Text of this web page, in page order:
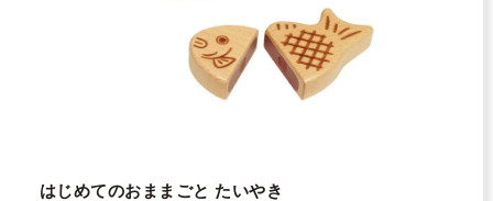
はじめてのおままごと たいやき